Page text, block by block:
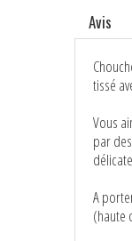
Avis
tissé
Vous
par
A
(haute